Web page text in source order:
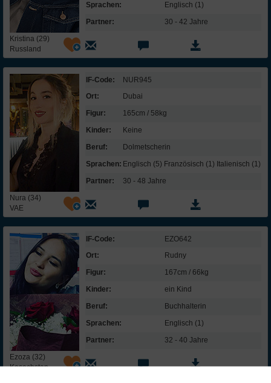
Kristina (29)
Russland
Sprachen:
Englisch (1)
Partner:
30 - 42 Jahre
Nura (34)
VAE
IF-Code:
NUR945
Ort:
Dubai
Figur:
165cm / 58kg
Kinder:
Keine
Beruf:
Dolmetscherin
Sprachen: Englisch (5) Französisch (1) Italienisch (1)
Partner:
30 - 48 Jahre
Ezoza (32)
Kasachstan
IF-Code:
EZO642
Ort:
Rudny
Figur:
167cm / 66kg
Kinder:
ein Kind
Beruf:
Buchhalterin
Sprachen:
Englisch (1)
Partner:
32 - 40 Jahre